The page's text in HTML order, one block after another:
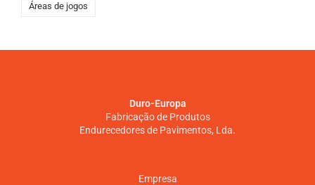
Áreas de jogos
Duro-Europa
Fabricação de Produtos
Endurecedores de Pavimentos, Lda.
Empresa